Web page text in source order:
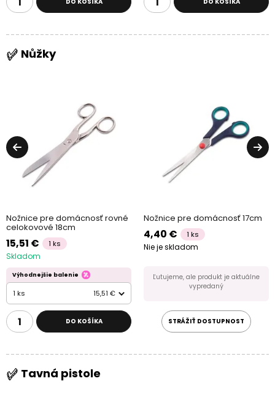
Nůžky
Nožnice pre domácnosť rovné
celokovové 18cm
15,51 € 1 ks
Skladom
Výhodnejšie balenie
1 ks 15,51 €
DO KOŠÍKA
Nožnice pre domácnosť 17cm
4,40 € 1 ks
Nie je skladom
Ľutujeme, ale produkt je aktuálne
vypredaný
STRÁŽIŤ DOSTUPNOST
Tavná pistole